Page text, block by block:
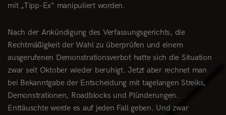
mit „Tipp-Ex“ manipuliert worden.
Nach der Ankündigung des Verfassungsgerichts, die
Rechtmäßigkeit der Wahl zu überprüfen und einem
ausgerufenen Demonstrationsverbot hatte sich die Situation
zwar seit Oktober wieder beruhigt. Jetzt aber rechnet man
bei Bekanntgabe der Entscheidung mit tagelangen Streiks,
Demonstrationen, Roadblocks und Plünderungen.
Enttäuschte werde es auf jeden Fall geben. Und zwar